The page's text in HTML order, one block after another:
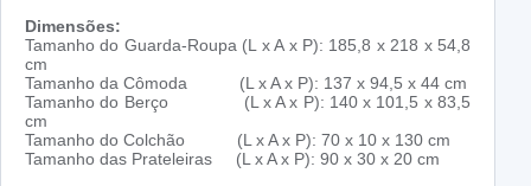
Dimensões:
Tamanho do Guarda-Roupa (L x A x P): 185,8 x 218 x 54,8
cm
Tamanho da Cômoda (L x A x P): 137 x 94,5 x 44 cm
Tamanho do Berço (L x A x P): 140 x 101,5 x 83,5
cm
Tamanho do Colchão (L x A x P): 70 x 10 x 130 cm
Tamanho das Prateleiras (L x A x P): 90 x 30 x 20 cm